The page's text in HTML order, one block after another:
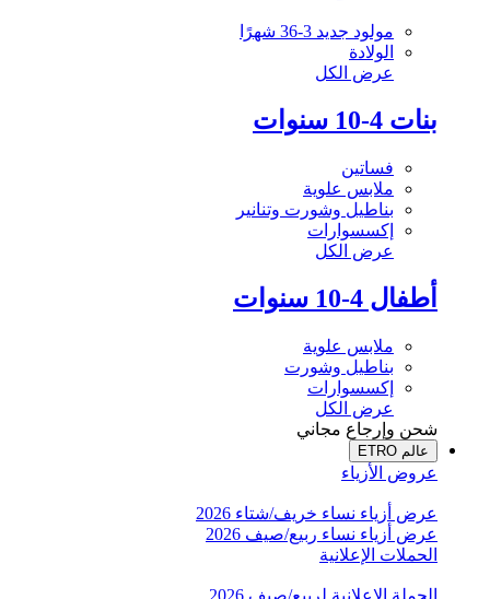
مولود جديد 3-36 شهرًا
الولادة
عرض الكل
بنات 4-10 سنوات
فساتين
ملابس علوية
بناطيل وشورت وتنانير
إكسسوارات
عرض الكل
أطفال 4-10 سنوات
ملابس علوية
بناطيل وشورت
إكسسوارات
عرض الكل
شحن وإرجاع مجاني
عالم ETRO
عروض الأزياء
عرض أزياء نساء خريف/شتاء 2026
عرض أزياء نساء ربيع/صيف 2026
الحملات الإعلانية
الحملة الإعلانية لربيع/صيف 2026